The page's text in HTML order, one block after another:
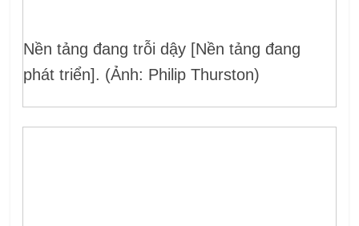
Nền tảng đang trỗi dậy [Nền tảng đang
phát triển]. (Ảnh: Philip Thurston)